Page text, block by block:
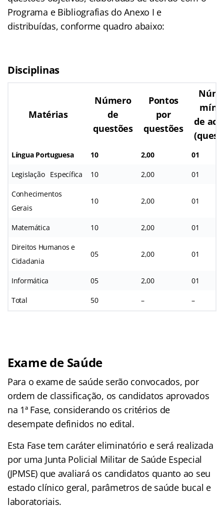
Programa e Bibliografias do Anexo I e
distribuídas, conforme quadro abaixo:
Disciplinas
Matérias
Número
de
questões
Pontos
por
questões
de
Língua Portuguesa 10 2,00 01
Legislação Específica 10 2,00 01
Conhecimentos
Gerais
10 2,00 01
Matemática 10 2,00 01
Direitos Humanos e
Cidadania
05 2,00 01
Informática 05 2,00 01
Total 50 – –
Exame de Saúde
Para o exame de saúde serão convocados, por
ordem de classificação, os candidatos aprovados
na 1ª Fase, considerando os critérios de
desempate definidos no edital.
Esta Fase tem caráter eliminatório e será realizada
por uma Junta Policial Militar de Saúde Especial
(JPMSE) que avaliará os candidatos quanto ao seu
estado clínico geral, parâmetros de saúde bucal e
laboratoriais.